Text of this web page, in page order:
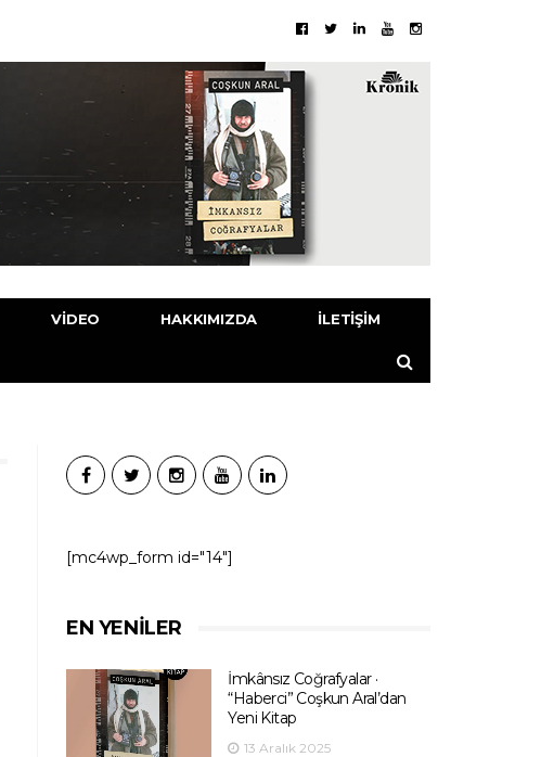
VIDEO HAKKIMIZDA İLETIŞIM
[mc4wp_form id="14"]
EN YENILER
İmkânsız Coğrafyalar ·
“Haberci” Coşkun Aral’dan
Yeni Kitap
13 Aralık 2025